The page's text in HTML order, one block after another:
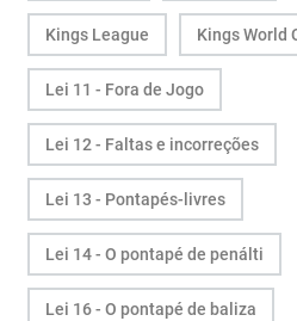
Kings League Kings World
Lei 11 - Fora de Jogo
Lei 12 - Faltas e incorreções
Lei 13 - Pontapés-livres
Lei 14 - O pontapé de penálti
Lei 16 - O pontapé de baliza